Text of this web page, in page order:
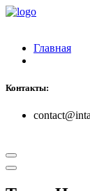
Главная
Контакты: